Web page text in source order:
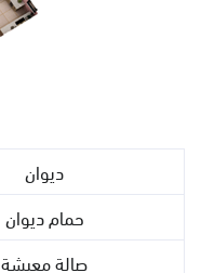
ديوان
حمام ديوان
صالة معيشة